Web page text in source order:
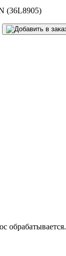
(36L8905)
обрабатывается.